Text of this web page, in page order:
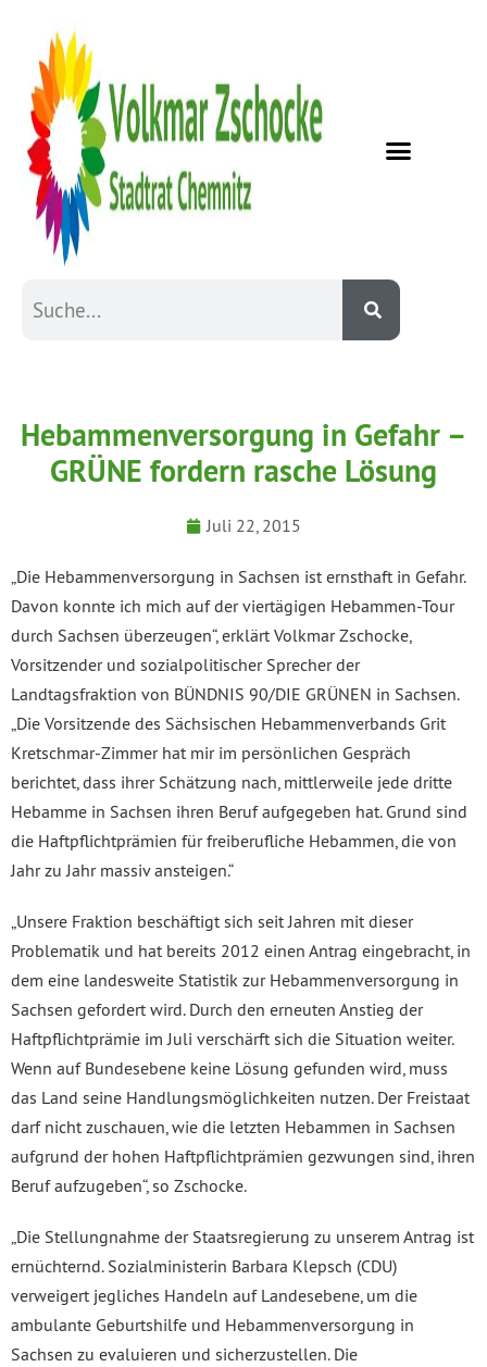
Hebammenversorgung in Gefahr –
GRÜNE fordern rasche Lösung
Juli 22, 2015
„Die Hebammenversorgung in Sachsen ist ernsthaft in Gefahr.
Davon konnte ich mich auf der viertägigen Hebammen-Tour
durch Sachsen überzeugen“, erklärt Volkmar Zschocke,
Vorsitzender und sozialpolitischer Sprecher der
Landtagsfraktion von BÜNDNIS 90/DIE GRÜNEN in Sachsen.
„Die Vorsitzende des Sächsischen Hebammenverbands Grit
Kretschmar-Zimmer hat mir im persönlichen Gespräch
berichtet, dass ihrer Schätzung nach, mittlerweile jede dritte
Hebamme in Sachsen ihren Beruf aufgegeben hat. Grund sind
die Haftpflichtprämien für freiberufliche Hebammen, die von
Jahr zu Jahr massiv ansteigen.“
„Unsere Fraktion beschäftigt sich seit Jahren mit dieser
Problematik und hat bereits 2012 einen Antrag eingebracht, in
dem eine landesweite Statistik zur Hebammenversorgung in
Sachsen gefordert wird. Durch den erneuten Anstieg der
Haftpflichtprämie im Juli verschärft sich die Situation weiter.
Wenn auf Bundesebene keine Lösung gefunden wird, muss
das Land seine Handlungsmöglichkeiten nutzen. Der Freistaat
darf nicht zuschauen, wie die letzten Hebammen in Sachsen
aufgrund der hohen Haftpflichtprämien gezwungen sind, ihren
Beruf aufzugeben“, so Zschocke.
„Die Stellungnahme der Staatsregierung zu unserem Antrag ist
ernüchternd. Sozialministerin Barbara Klepsch (CDU)
verweigert jegliches Handeln auf Landesebene, um die
ambulante Geburtshilfe und Hebammenversorgung in
Sachsen zu evaluieren und sicherzustellen. Die